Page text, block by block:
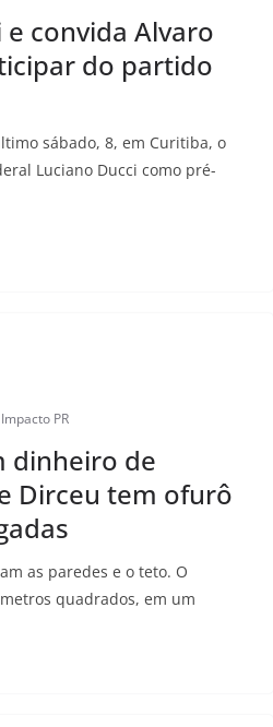
e convida Alvaro
do partido
sábado, 8, em Curitiba, o
Luciano Ducci como pré-
PR
dinheiro de
Dirceu tem ofurô
as paredes e o teto. O
quadrados, em um